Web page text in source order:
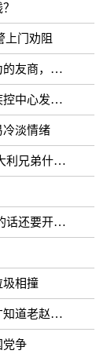
上门劝阻
历史毒打了
关健康提醒
冷淡情绪
什么来头？
开通吗？
圾相撞
真实面目！
党争